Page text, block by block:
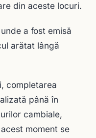
din aceste locuri.
a fost emisă
arătat lângă
completarea
până în
cambiale,
moment se